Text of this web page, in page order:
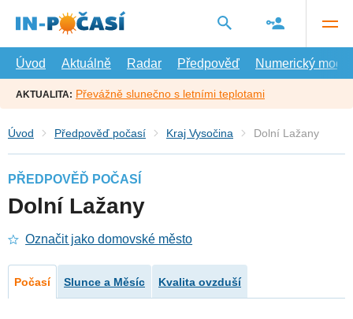
hlavní
Úvod
Aktuálně Radar Předpověď Numerický model
AKTUALITA: Převážně slunečno s letními teplotami
Úvod Předpověď počasí Kraj Vysočina Dolní Lažany
PŘEDPOVĚĎ POČASÍ
Dolní Lažany
Označit jako domovské město
Počasí Slunce a Měsíc Kvalita ovzduší